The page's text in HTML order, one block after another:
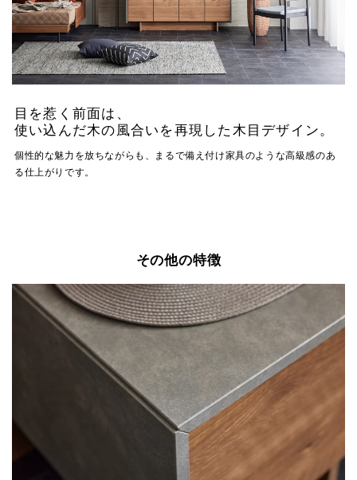
目を惹く前面は、
使い込んだ木の風合いを再現した木目デザイン。
個性的な魅力を放ちながらも、まるで備え付け家具のような高級感のあ
る仕上がりです。
その他の特徴